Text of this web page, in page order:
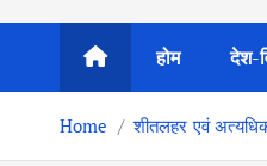
होम देश-
Home शीतलहर एवं